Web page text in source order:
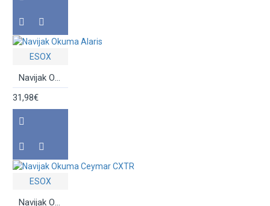
ESOX
Navijak Okuma Alaris
31,98€
ESOX
Navijak Okuma Ceymar CXTR